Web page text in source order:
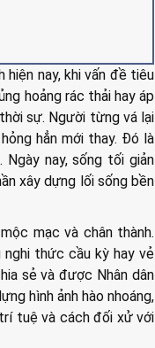
nay, khi vấn đề tiêu
hoảng rác thải hay áp
sự. Người từng vá lại
hẳn mới thay. Đó là
nay, sống tối giản
xây dựng lối sống bền
mạc và chân thành.
nghi thức cầu kỳ hay vẻ
sẻ và được Nhân dân
hình ảnh hào nhoáng,
tuệ và cách đối xử với